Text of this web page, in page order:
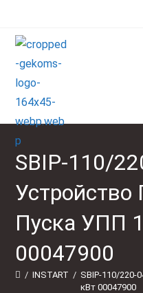
содержимому
SBIP-110/
Устройство
Пуска УПП
00047900
/ INSTART / SBIP-110/220-
кВт 00047900